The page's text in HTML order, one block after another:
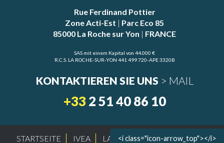
Rue Ferdinand Pottier
Zone Acti-Est | Parc Eco 85
85000 La Roche sur Yon | FRANCE
SAS mit einem Kapital von 44.000 €
R.C.S. LA ROCHE-SUR-YON 441 499 720-APE 3320B
KONTAKTIEREN SIE UNS > MAIL
+33 2 51 40 86 10
STARTSEITE IVEA LAGEPLAN RECHTSLAGE
<i class="icon-arrow_top"></i>